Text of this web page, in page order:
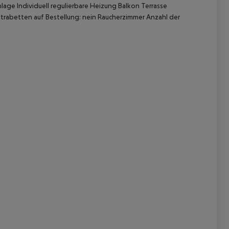
Individuell regulierbare Heizung Balkon Terrasse
auf Bestellung: nein Raucherzimmer Anzahl der